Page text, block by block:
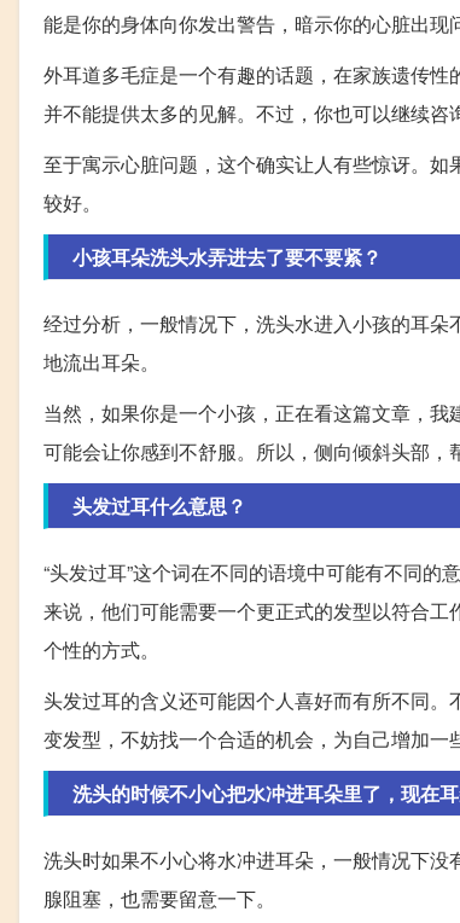
能是你的身体向你发出警告，暗示你的心脏出现
外耳道多毛症是一个有趣的话题，在家族遗传
并不能提供太多的见解。不过，你也可以继续咨
至于寓示心脏问题，这个确实让人有些惊讶。
较好。
小孩耳朵洗头水弄进去了要不要紧？
经过分析，一般情况下，洗头水进入小孩的耳
地流出耳朵。
当然，如果你是一个小孩，正在看这篇文章，
可能会让你感到不舒服。所以，侧向倾斜头部，
头发过耳什么意思？
“头发过耳”这个词在不同的语境中可能有不同
来说，他们可能需要一个更正式的发型以符合
个性的方式。
头发过耳的含义还可能因个人喜好而有所不同
变发型，不妨找一个合适的机会，为自己增加一
洗头的时候不小心把水冲进耳朵里了，现在
洗头时如果不小心将水冲进耳朵，一般情况下
腺阻塞，也需要留意一下。